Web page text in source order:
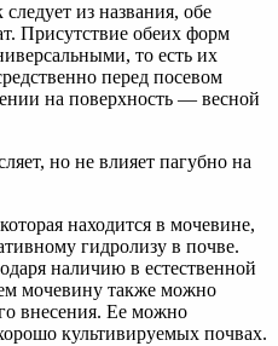
из названия, обе
Присутствие обеих форм
то есть их
перед посевом
на поверхность — весной
но не влияет пагубно на
находится в мочевине,
гидролизу в почве.
наличию в естественной
мочевину также можно
внесения. Ее можно
культивируемых почвах.